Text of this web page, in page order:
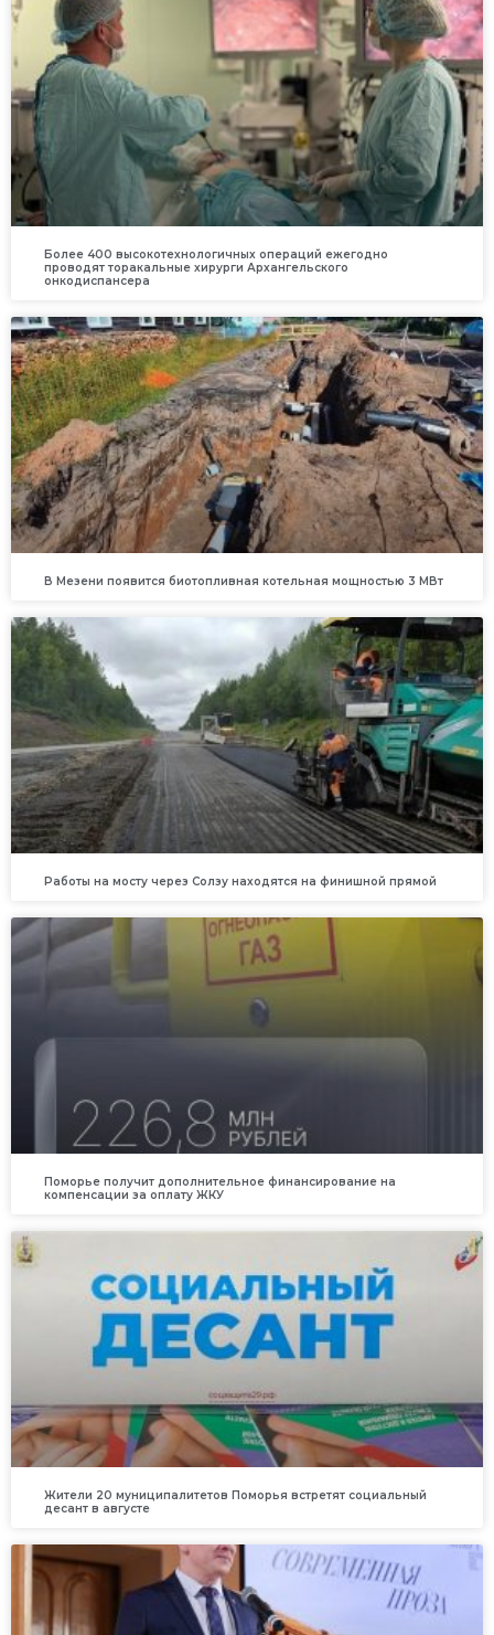
Более 400 высокотехнологичных операций ежегодно
проводят торакальные хирурги Архангельского
онкодиспансера
В Мезени появится биотопливная котельная мощностью 3 МВт
Работы на мосту через Солзу находятся на финишной прямой
Поморье получит дополнительное финансирование на
компенсации за оплату ЖКУ
Жители 20 муниципалитетов Поморья встретят социальный
десант в августе